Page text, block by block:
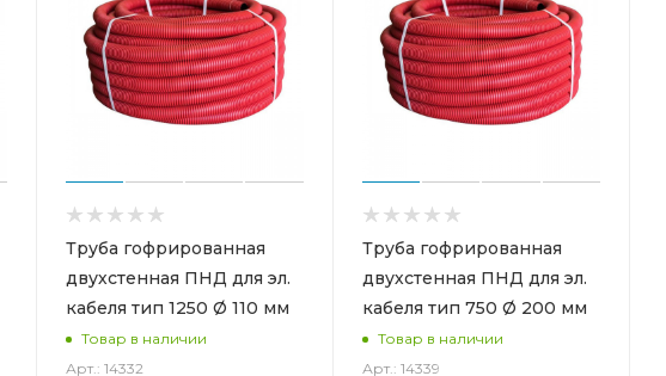
Труба гофрированная
двухстенная ПНД для эл.
кабеля тип 1250 Ø 110 мм
Товар в наличии
Арт.: 14332
Труба гофрированная
двухстенная ПНД для эл.
кабеля тип 750 Ø 200 мм
Товар в наличии
Арт.: 14339